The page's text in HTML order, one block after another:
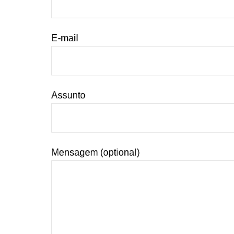
E-mail
Assunto
Mensagem (optional)